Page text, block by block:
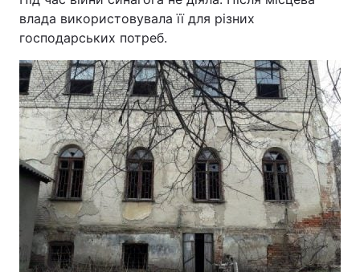
влада використовувала її для різних
господарських потреб.